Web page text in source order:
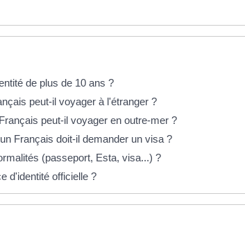
de plus de 10 ans ?
peut-il voyager à l'étranger ?
peut-il voyager en outre-mer ?
Français doit-il demander un visa ?
(passeport, Esta, visa...) ?
d'identité officielle ?